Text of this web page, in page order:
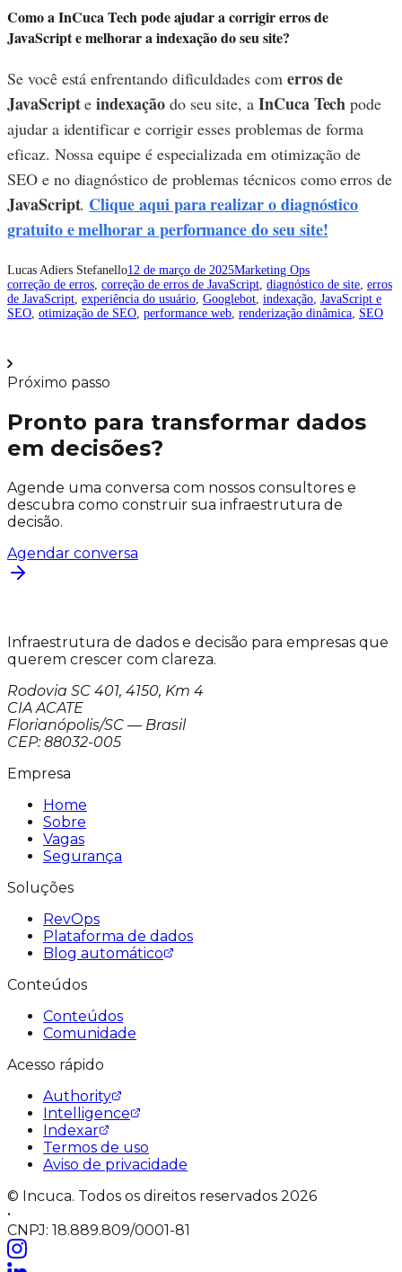
Como a InCuca Tech pode ajudar a corrigir erros de
JavaScript e melhorar a indexação do seu site?
Se você está enfrentando dificuldades com erros de
JavaScripteindexaçãodo seu site, a InCuca Tech pode
ajudar a identificar e corrigir esses problemas de forma
eficaz. Nossa equipe é especializada em otimização de
SEO e no diagnóstico de problemas técnicos como erros de
JavaScript. Clique aqui para realizar o diagnóstico
gratuito e melhorar a performance do seu site!
Lucas Adiers Stefanello12 de março de 2025Marketing Ops
correção de erros, correção de erros de JavaScript, diagnóstico de site, erros
de JavaScript, experiência do usuário, Googlebot, indexação, JavaScript e
SEO, otimização de SEO, performance web, renderização dinâmica, SEO
Próximo passo
Pronto para transformar dados
em decisões?
Agende uma conversa com nossos consultores e
descubra como construir sua infraestrutura de
decisão.
Agendar conversa
Infraestrutura de dados e decisão para empresas que
querem crescer com clareza.
Rodovia SC 401, 4150, Km 4
CIA ACATE
Florianópolis/SC — Brasil
CEP: 88032-005
Empresa
Home
Sobre
Vagas
Segurança
Soluções
RevOps
Plataforma de dados
Blog automático
Conteúdos
Conteúdos
Comunidade
Acesso rápido
Authority
Intelligence
Indexar
Termos de uso
Aviso de privacidade
© Incuca. Todos os direitos reservados 2026
•
CNPJ: 18.889.809/0001-81